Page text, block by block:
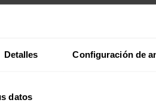
Detalles Configuración de
datos